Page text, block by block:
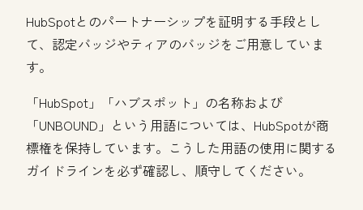
HubSpotとのパートナーシップを証明する手段とし
て、認定バッジやティアのバッジをご用意していま
す。
「HubSpot」「ハブスポット」の名称および
「UNBOUND」という用語については、HubSpotが商
標権を保持しています。こうした用語の使用に関する
ガイドラインを必ず確認し、順守してください。